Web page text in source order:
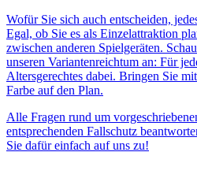
Wofür Sie sich auch entscheiden,
Egal, ob Sie es als Einzelattraktion
zwischen anderen Spielgeräten.
unseren Variantenreichtum an: Für
Altersgerechtes dabei. Bringen Sie
Farbe auf den Plan.
Alle Fragen rund um
entsprechenden Fallschutz
Sie dafür einfach auf uns zu!